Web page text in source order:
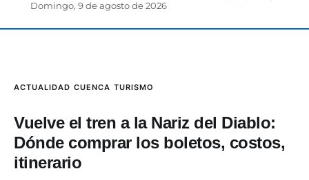
Domingo, 9 de agosto de 2026
ACTUALIDAD CUENCA TURISMO
Vuelve el tren a la Nariz del Diablo:
Dónde comprar los boletos, costos,
itinerario